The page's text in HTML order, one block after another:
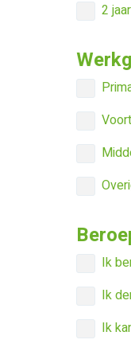
2 jaar
Ik
Ik
Ik